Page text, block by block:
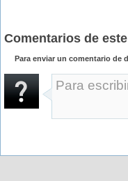
Comentarios de
Para enviar un comentario de